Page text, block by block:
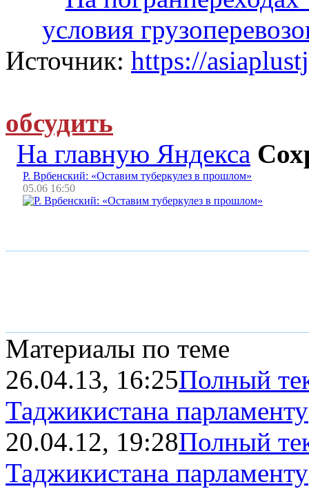
Источник: https://
обсудить
На главную Яндекса
Р. Врбенский: «Оставим туберкулез в прошлом»
05.06 16:50
Материалы по теме
26.04.13, 16:25Полный
Таджикистана парламенту
20.04.12, 19:28Полный
Таджикистана парламенту